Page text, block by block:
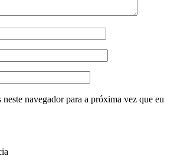
neste navegador para a próxima vez que eu